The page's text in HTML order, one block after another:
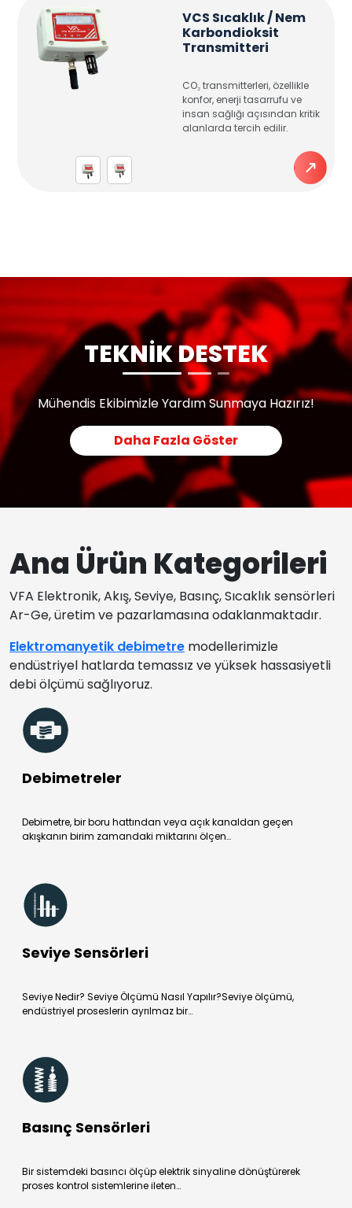
VCS Sıcaklık / Nem
Karbondioksit
Transmitteri
CO₂ transmitterleri, özellikle
konfor, enerji tasarrufu ve
insan sağlığı açısından kritik
alanlarda tercih edilir.
TEKNİK DESTEK
Mühendis Ekibimizle Yardım Sunmaya Hazırız!
Daha Fazla Göster
Ana Ürün Kategorileri
VFA Elektronik, Akış, Seviye, Basınç, Sıcaklık sensörleri
Ar-Ge, üretim ve pazarlamasına odaklanmaktadır.
Elektromanyetik debimetre modellerimizle
endüstriyel hatlarda temassız ve yüksek hassasiyetli
debi ölçümü sağlıyoruz.
Debimetreler
Debimetre, bir boru hattından veya açık kanaldan geçen
akışkanın birim zamandaki miktarını ölçen…
Seviye Sensörleri
Seviye Nedir? Seviye Ölçümü Nasıl Yapılır?Seviye ölçümü,
endüstriyel proseslerin ayrılmaz bir…
Basınç Sensörleri
Bir sistemdeki basıncı ölçüp elektrik sinyaline dönüştürerek
proses kontrol sistemlerine ileten…